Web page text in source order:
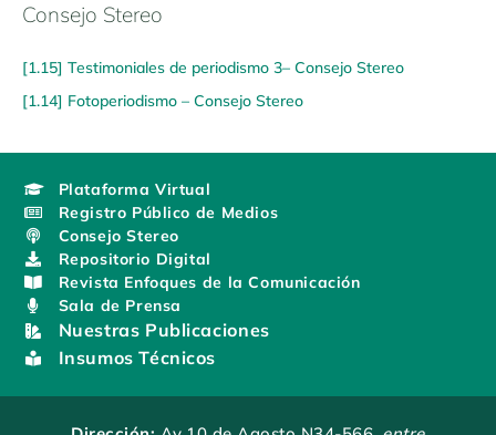
Consejo Stereo
[1.15] Testimoniales de periodismo 3– Consejo Stereo
[1.14] Fotoperiodismo – Consejo Stereo
Plataforma Virtual
Registro Público de Medios
Consejo Stereo
Repositorio Digital
Revista Enfoques de la Comunicación
Sala de Prensa
Nuestras Publicaciones
Insumos Técnicos